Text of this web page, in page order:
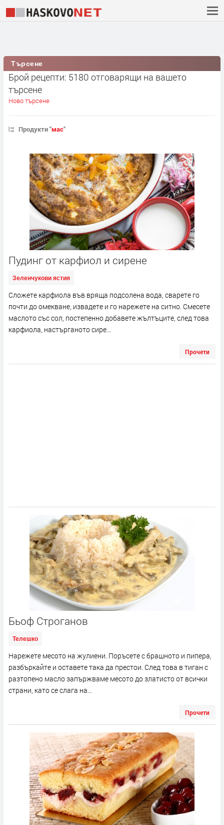
Търсене
Брой рецепти: 5180 отговарящи на вашето
търсене
Ново търсене
Продукти "мас"
Пудинг от карфиол и сирене
Зеленчукови ястия
Сложете карфиола във вряща подсолена вода, сварете го
почти до омекване, извадете и го нарежете на ситно. Смесете
маслото със сол, постепенно добавете жълтъците, след това
карфиола, настърганото сире...
Прочети
Бьоф Строганов
Телешко
Нарежете месото на жулиени. Поръсете с брашното и пипера,
разбъркайте и оставете така да престои. След това в тиган с
разтопено масло запържваме месото до златисто от всички
страни, като се слага на...
Прочети